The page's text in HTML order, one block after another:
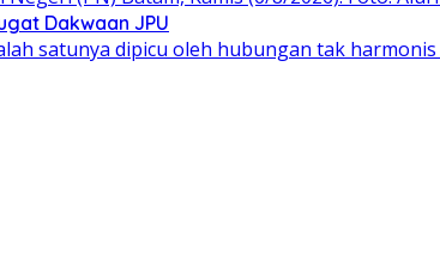
Dakwaan JPU